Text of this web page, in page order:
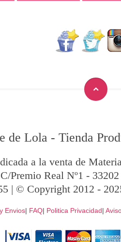
de Lola - Tienda
a la venta de
C/Premio Real Nº1 - 33202
| © Copyright 2012 -
Envios| FAQ| Politica Privacidad|